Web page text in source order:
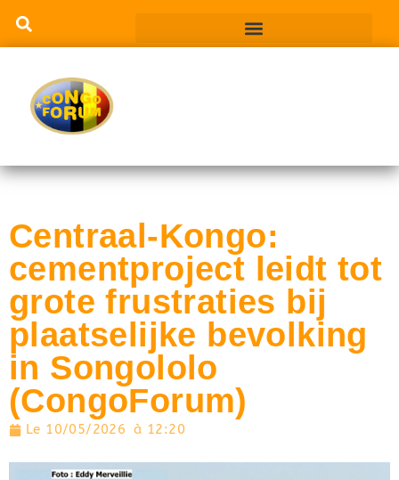
Centraal-Kongo:
cementproject leidt tot
grote frustraties bij
plaatselijke bevolking
in Songololo
(CongoForum)
Le 10/05/2026 à 12:20